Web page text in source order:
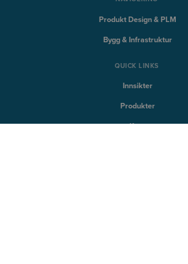
Produkt Design & PLM
Bygg & Infrastruktur
QUICK LINKS
Innsikter
Produkter
Kurs